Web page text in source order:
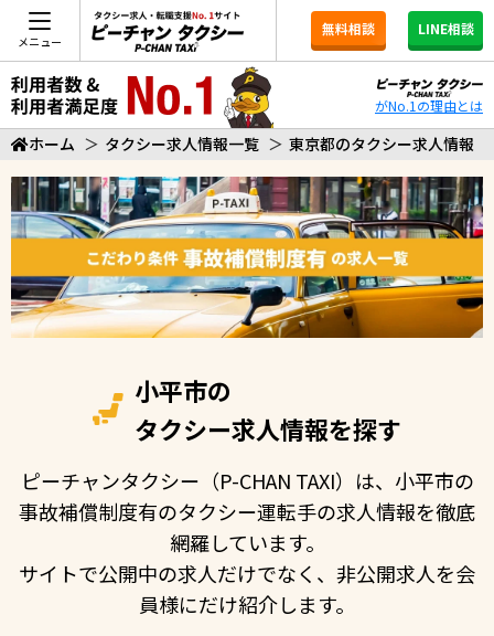
メニュー
無料相談 LINE相談
がNo.1の理由とは
ホーム ＞ タクシー求人情報一覧 ＞ 東京都のタクシー求人情報
小平市の
タクシー求人情報を探す
ピーチャンタクシー（P-CHAN TAXI）は、小平市の
事故補償制度有のタクシー運転手の求人情報を徹底
網羅しています。
サイトで公開中の求人だけでなく、非公開求人を会
員様にだけ紹介します。